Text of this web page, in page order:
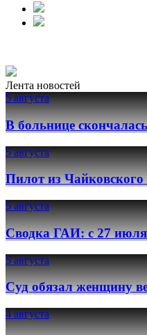
Лента новостей
5 августа
В больнице
5 августа
Пилот из
5 августа
Сводка ГАИ: с 27 июля
5 августа
Суд обязал женщину
4 августа